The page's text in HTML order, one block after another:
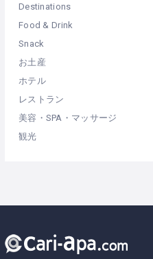
Destinations
Food & Drink
Snack
お土産
ホテル
レストラン
美容・SPA・マッサージ
観光